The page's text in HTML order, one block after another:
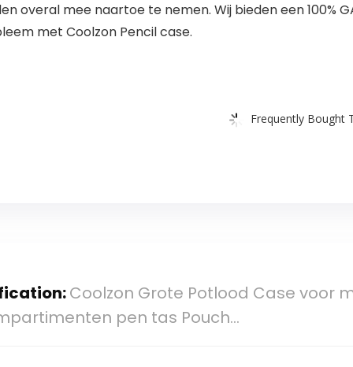
overal mee naartoe te nemen. Wij bieden een 100%
met Coolzon Pencil case.
Frequently Bought
Coolzon Grote Potlood Case voor
pen tas Pouch…